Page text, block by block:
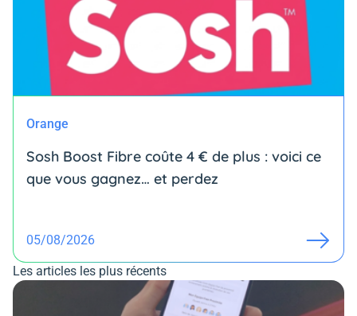
Orange
Sosh Boost Fibre coûte 4 € de plus : voici ce
que vous gagnez… et perdez
05/08/2026
Les articles les plus récents